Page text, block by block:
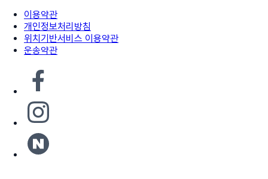
이용약관
개인정보처리방침
위치기반서비스 이용약관
운송약관